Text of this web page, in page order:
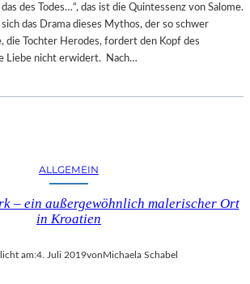
des Todes…“, das ist die Quintessenz von Salome.
das Drama dieses Mythos, der so schwer
die Tochter Herodes, fordert den Kopf des
Liebe nicht erwidert. Nach…
ALLGEMEIN
– ein außergewöhnlich malerischer Ort
in Kroatien
am:4. Juli 2019vonMichaela Schabel